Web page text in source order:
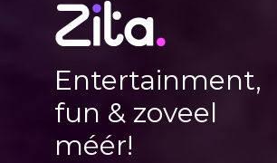
Entertainment,
fun & zoveel
méér!